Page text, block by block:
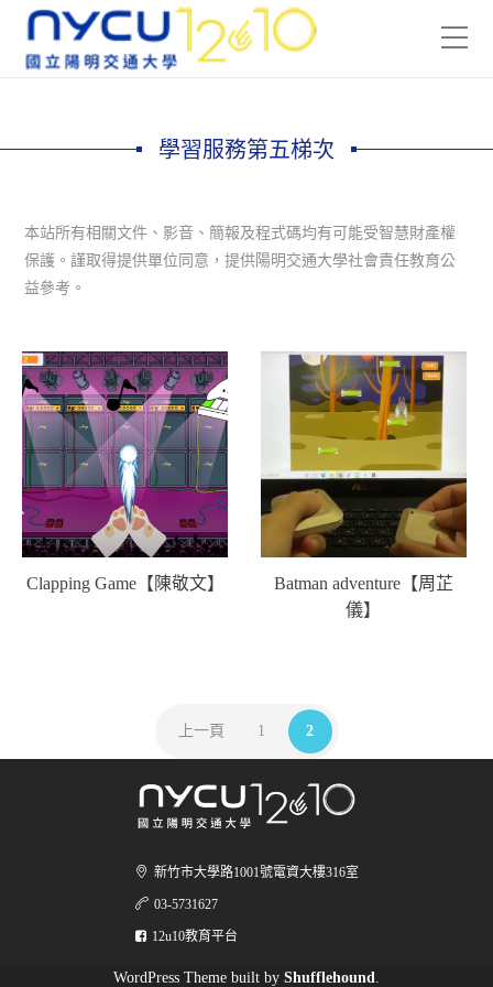
學習服務第五梯次
本站所有相關文件、影音、簡報及程式碼均有可能受智慧財產權
保護。謹取得提供單位同意，提供陽明交通大學社會責任教育公
益參考。
Clapping Game【陳敬文】
Batman adventure【周芷
儀】
上一頁 1 2
新竹市大學路1001號電資大樓316室
03-5731627
12u10教育平台
WordPress Theme built by Shufflehound